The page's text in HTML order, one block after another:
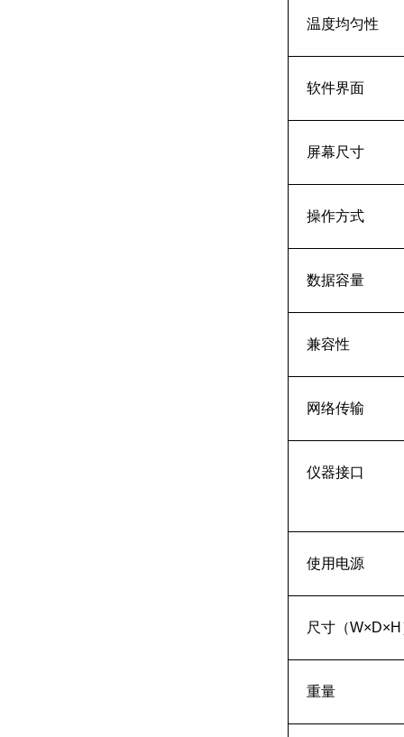
温度均匀性
软件界面
屏幕尺寸
操作方式
数据容量
兼容性
网络传输
仪器接口
使用电源
尺寸（W×D×H
重量